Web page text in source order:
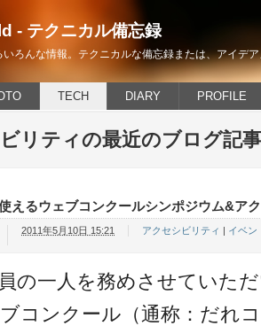
- テクニカル備忘録
ろんな情報。テクニカルな備忘録または、アイデ
TECH DIARY PROFILE
リティ の最近のブログ記
使えるウェブコンクールシンポジウム&ア
2011年5月10日 15:21 アクセシビリティ イベン
の一人を務めさせていた
コンクール（通称：だれ